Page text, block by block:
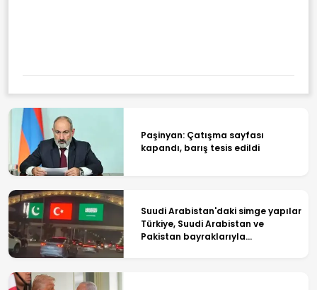
Paşinyan: Çatışma sayfası
kapandı, barış tesis edildi
Suudi Arabistan'daki simge yapılar
Türkiye, Suudi Arabistan ve
Pakistan bayraklarıyla